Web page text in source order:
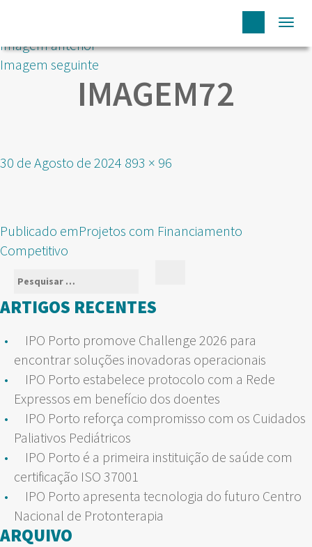
Imagem anterior
Imagem seguinte
IMAGEM72
Publicado
30 de Agosto de 2024 Tamanho
893 × 96
NAVEGAÇÃO
DE
ARTIGOS
Publicado emProjetos com Financiamento
Competitivo
Pesquisar
por:
ARTIGOS RECENTES
IPO Porto promove Challenge 2026 para
encontrar soluções inovadoras operacionais
IPO Porto estabelece protocolo com a Rede
Expressos em benefício dos doentes
IPO Porto reforça compromisso com os Cuidados
Paliativos Pediátricos
IPO Porto é a primeira instituição de saúde com
certificação ISO 37001
IPO Porto apresenta tecnologia do futuro Centro
Nacional de Protonterapia
ARQUIVO